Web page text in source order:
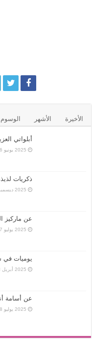
الأخيرة الأشهر الوسوم
أبلواتي
2025 يونيو 16
ذكريات
2025 ديسمبر 03
عن ماركيز
2025 يوليو 07
يوميات في
2025 أبريل 13
عن أسامة
2025 يوليو 28